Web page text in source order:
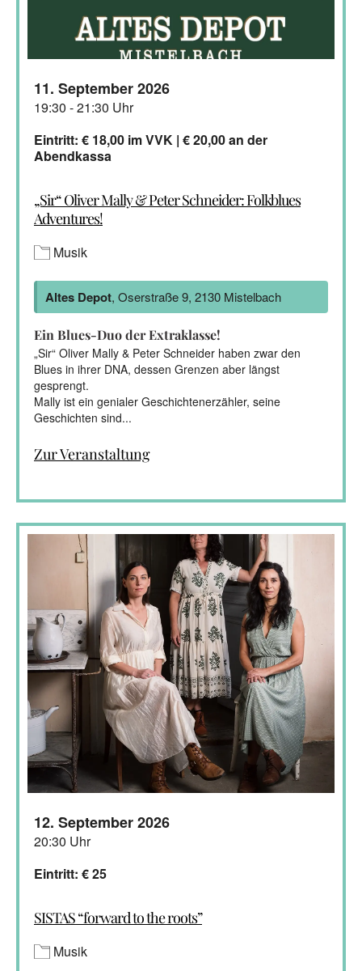
11. September 2026
19:30 - 21:30 Uhr
Eintritt: € 18,00 im VVK | € 20,00 an der
Abendkassa
„Sir“ Oliver Mally & Peter Schneider: Folkblues
Adventures!
Musik
Altes Depot, Oserstraße 9, 2130 Mistelbach
Ein Blues-Duo der Extraklasse!
„Sir“ Oliver Mally & Peter Schneider haben zwar den
Blues in ihrer DNA, dessen Grenzen aber längst
gesprengt.
Mally ist ein genialer Geschichtenerzähler, seine
Geschichten sind...
Zur Veranstaltung
12. September 2026
20:30 Uhr
Eintritt: € 25
SISTAS “forward to the roots”
Musik